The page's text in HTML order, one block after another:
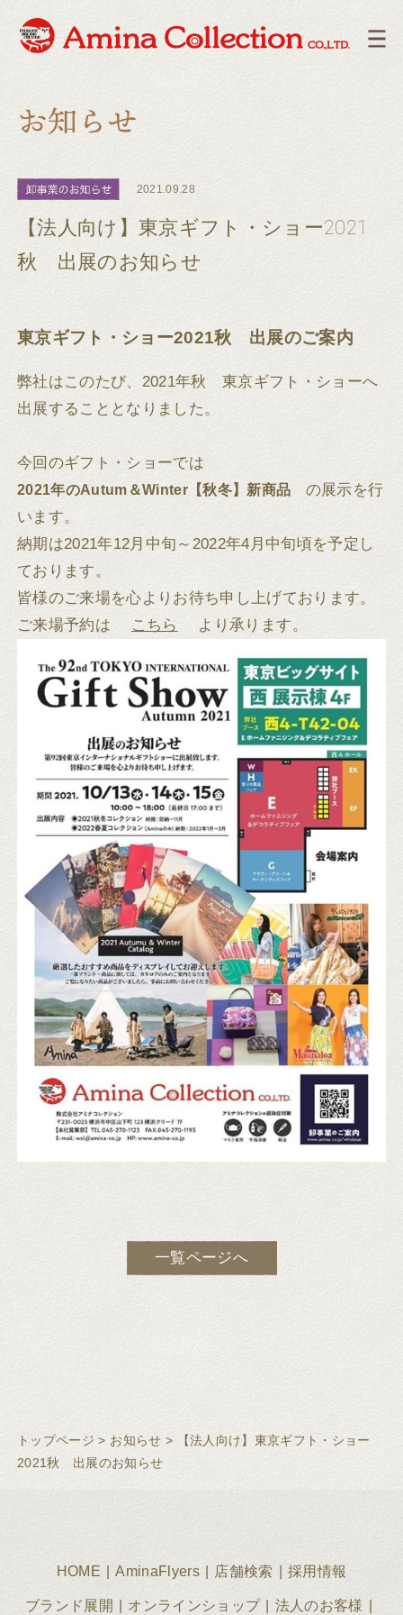
2021.09.28
【法人向け】東京ギフト・ショー2021
秋 出展のお知らせ
東京ギフト・ショー2021秋 出展のご案内
弊社はこのたび、2021年秋 東京ギフト・ショーへ
出展することとなりました。
今回のギフト・ショーでは
2021年のAutum＆Winter【秋冬】新商品 の展示を行
います。
納期は2021年12月中旬～2022年4月中旬頃を予定し
ております。
皆様のご来場を心よりお待ち申し上げております。
ご来場予約は
こちら より承ります。
一覧ページへ
トップページ > お知らせ >
【法人向け】東京ギフト・ショー
2021秋 出展のお知らせ
HOME AminaFlyers 店舗検索 採用情報
ブランド展開 オンラインショップ 法人のお客様